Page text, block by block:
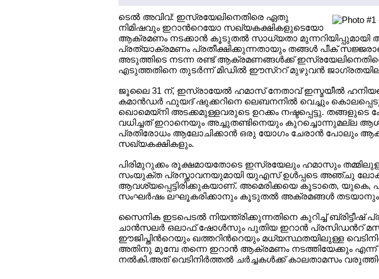
ടെല്‍ അവിവ്: ഇസ്രയേലിനെതിരെ ഏതു
നിമിഷവും ഇറാന്‍റെയോ സഖ്യകക്ഷികളുടെയോ
ആക്രമണം നടക്കാന്‍ കൂടുതല്‍ സാധ്യതാ മുന്നറിയിപ്പുമായി
പ്രത്യാക്രമണം പ്രതീക്ഷിക്കുന്നതായും തങ്ങള്‍ പീക്
അടുത്തിടെ നടന്ന രണ്ട് ആക്രമണങ്ങള്‍ക്ക് ഇസ്രയേലിനെതിരെ
എടുത്തതിനെ തുടര്‍ന്ന് മിഡില്‍ ഈസ്ററ് മുഴുവന്‍
ജൂലൈ 31 ന്, ഇസ്രായേല്‍ ഹമാസ് നേതാവ് ഇസ്മയീല്‍
കമാന്‍ഡര്‍ ഫുയദ് ഷുക്കറിനെ ലെബനനില്‍ വെച്ചും
ഖൊമെയ്നി അടക്കമുള്ളവരുടെ ഉറക്കം നഷ്ടപ്പെട്ടു.
വധിച്ചത് ഇറാനെയും അച്ചുതണ്ടിനെയും കുറച്ചൊന്നുമല്ല
പ്രതിരോധം ആലോചിക്കാന്‍ ഒരു യോഗം ചേരാന്‍ പോലും
സഖ്യകക്ഷികളും.
പിരിമുറുക്കം രൂക്ഷമായതോടെ ഇസ്രയേലും ഹമാസും
സംയുക്ത പ്രസ്താവനയുമായി യുഎസ് ഉള്‍പ്പടെ അഞ്ചു ലോക
ആവശ്യപ്പെട്ടിരിക്കുകയാണ്. അമെരിക്കയെ കൂടാതെ, യുകെ,
സംഘര്‍ഷം ലഘൂകരിക്കാനും കൂടുതല്‍ അക്രമങ്ങള്‍ തടയാനും
സൈനിക ഇടപെടല്‍ നിയന്ത്രിക്കുന്നതിനെ കുറിച്ച് ബ്രിട്ടീഷ്
ചാന്‍സലര്‍ ഒലാഫ് ഷോള്‍സും പുതിയ ഇറാന്‍ പ്രസിഡന്‍റ്
ഈജിപ്തിന്‍റെയും ഖത്തറിന്‍റെയും മധ്യസ്ഥതയിലുള്ള
അതിനു മുമ്പേ തന്നെ ഇറാന്‍ ആക്രമണം നടത്തിയേക്കും
നല്‍കി.അത് വെടിനിര്‍ത്തല്‍ ചര്‍ച്ചകള്‍ക്ക് കാലതാമസം